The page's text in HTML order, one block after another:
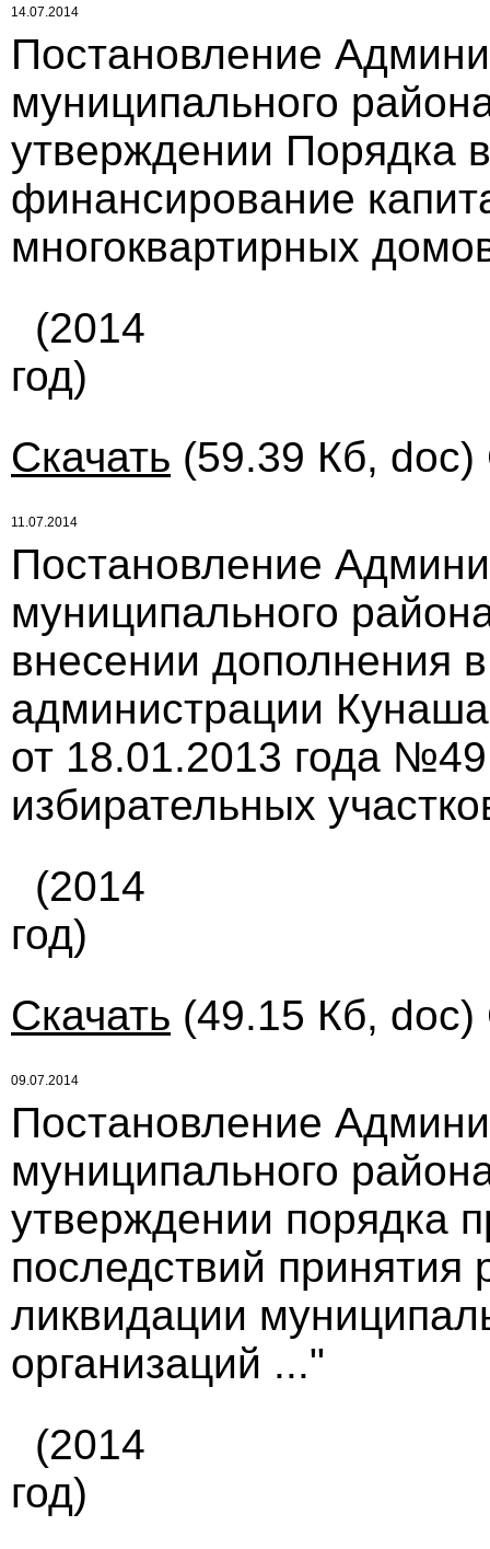
14.07.2014
Постановление
муниципального
утверждении Порядка
финансирование
многоквартирных
(2014
год)
Скачать (59.39 Кб, doc)
11.07.2014
Постановление
муниципального
внесении дополнения
администрации
от 18.01.2013 года
избирательных
(2014
год)
Скачать (49.15 Кб, doc)
09.07.2014
Постановление
муниципального
утверждении порядка
последствий
ликвидации
организаций ..."
(2014
год)